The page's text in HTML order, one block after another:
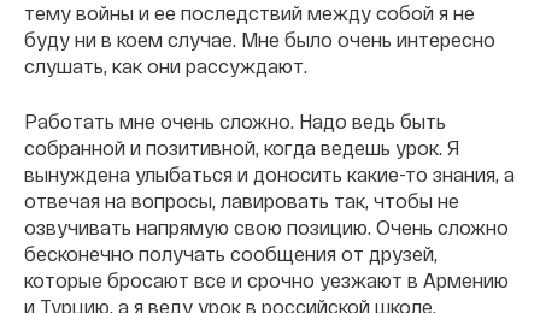
тему войны и ее последствий между собой я не
буду ни в коем случае. Мне было очень интересно
слушать, как они рассуждают.
Работать мне очень сложно. Надо ведь быть
собранной и позитивной, когда ведешь урок. Я
вынуждена улыбаться и доносить какие-то знания, а
отвечая на вопросы, лавировать так, чтобы не
озвучивать напрямую свою позицию. Очень сложно
бесконечно получать сообщения от друзей,
которые бросают все и срочно уезжают в Армению
и Турцию, а я веду урок в российской школе.